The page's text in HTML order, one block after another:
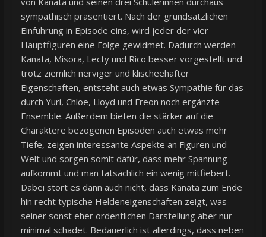
sympathisch präsentiert. Nach der grundsätzlichen
Einführung in Episode eins, wird jeder der vier
Hauptfiguren eine Folge gewidmet. Dadurch werden
Kanata, Misora, Lecty und Rico besser vorgestellt und
trotz ziemlich nerviger und klischeehafter
Eigenschaften, entsteht auch etwas Sympathie für das
durch Yuri, Chloe, Lloyd und Freon noch ergänzte
Ensemble. Außerdem bieten die stärker auf die
Charaktere bezogenen Episoden auch etwas mehr
Tiefe, zeigen interessante Aspekte an Figuren und
Welt und sorgen somit dafür, dass mehr Spannung
aufkommt und man tatsächlich ein wenig mitfiebert.
Dabei stört es dann auch nicht, dass Kanata zum Ende
hin recht typische Heldeneigenschaften zeigt, was
seiner sonst eher ordentlichen Darstellung aber nur
minimal schadet. Bedauerlich ist allerdings, dass neben